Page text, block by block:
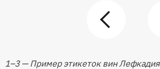
1–3 — Пример этикеток вин Лефкадия